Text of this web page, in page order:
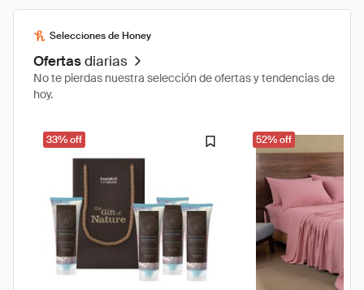
Selecciones de Honey
Ofertasdiarias
No te pierdas nuestra selección de ofertas y tendencias de
hoy.
33% off 52% off